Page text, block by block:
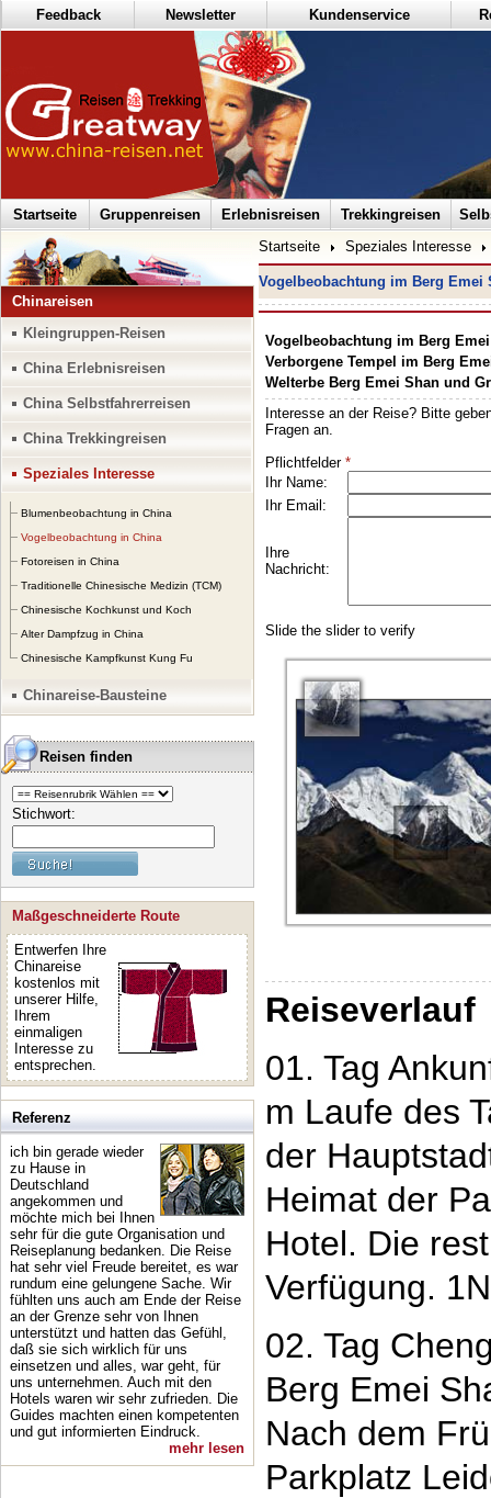
Feedback Newsletter Kundenservice
Startseite Gruppenreisen Erlebnisreisen Trekkingreisen
Chinareisen
Kleingruppen-Reisen
China Erlebnisreisen
China Selbstfahrerreisen
China Trekkingreisen
Speziales Interesse
Blumenbeobachtung in China
Vogelbeobachtung in China
Fotoreisen in China
Traditionelle Chinesische Medizin (TCM)
Chinesische Kochkunst und Koch
Alter Dampfzug in China
Chinesische Kampfkunst Kung Fu
Chinareise-Bausteine
Reisen finden
Stichwort:
Maßgeschneiderte Route
Entwerfen Ihre
Chinareise
kostenlos mit
unserer Hilfe,
Ihrem
einmaligen
Interesse zu
entsprechen.
Referenz
ich bin gerade wieder
zu Hause in
Deutschland
angekommen und
möchte mich bei Ihnen
sehr für die gute Organisation und
Reiseplanung bedanken. Die Reise
hat sehr viel Freude bereitet, es war
rundum eine gelungene Sache. Wir
fühlten uns auch am Ende der Reise
an der Grenze sehr von Ihnen
unterstützt und hatten das Gefühl,
daß sie sich wirklich für uns
einsetzen und alles, war geht, für
uns unternehmen. Auch mit den
Hotels waren wir sehr zufrieden. Die
Guides machten einen kompetenten
und gut informierten Eindruck.
mehr lesen
Startseite Speziales Interesse
Vogelbeobachtung im Berg Emei
Vogelbeobachtung im Berg
Verborgene Tempel im Berg
Welterbe Berg Emei Shan und
Reiseverlauf
01. Tag
m Laufe des
der
Heimat der
Hotel. Die
Verfügung.
02. Tag
Berg Emei
Nach dem
Parkplatz